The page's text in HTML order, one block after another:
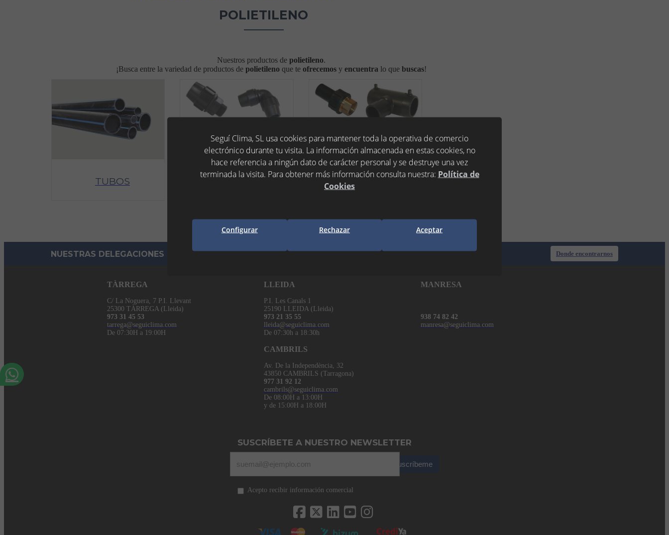
POLIETILENO
Nuestros productos de polietileno.
¡Busca entre la variedad de productos de polietilenoque te ofrecemosy encuentra lo que buscas!
TUBOS FITTING
ACC.
ELECTROSOLDABLES
NUESTRAS DELEGACIONES Donde encontrarnos
TÀRREGA
C/ La Noguera, 7 P.I. Llevant
25300 TÀRREGA (Lleida)
973 31 45 53
tarrega@seguiclima.com
De 07:30H a 19:00H
LLEIDA
P.I. Les Canals 1
25190 LLEIDA (Lleida)
973 21 35 55
lleida@seguiclima.com
De 07:30h a 18:30h
MANRESA
938 74 82 42
manresa@seguiclima.com
CAMBRILS
Av. De la Independència, 32
43850 CAMBRILS (Tarragona)
977 31 92 12
cambrils@seguiclima.com
De 08:00H a 13:00H
y de 15:00H a 18:00H
SUSCRÍBETE A NUESTRO NEWSLETTER
Suscríbeme
Acepto recibir información comercial
Seguí Clima, SL usa cookies para mantener toda la operativa de comercio
electrónico durante tu visita. La información almacenada en estas cookies, no
hace referencia a ningún dato de carácter personal y se destruye una vez
terminada la visita. Para obtener más información consulta nuestra: Política de
Cookies
Configurar Rechazar Aceptar